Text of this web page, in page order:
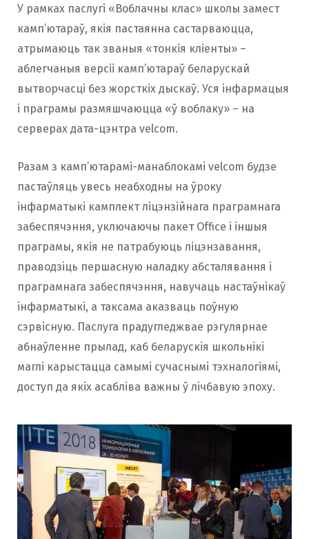
У рамках паслугі «Воблачны клас» школы замест
камп’ютараў, якія пастаянна састарваюцца,
атрымаюць так званыя «тонкія кліенты» –
аблегчаныя версіі камп’ютараў беларускай
вытворчасці без жорсткіх дыскаў. Уся інфармацыя
і праграмы размяшчаюцца «ў воблаку» – на
серверах дата-цэнтра velcom.
Разам з камп’ютарамі-манаблокамі velcom будзе
пастаўляць увесь неабходны на ўроку
інфарматыкі камплект ліцэнзійнага праграмнага
забеспячэння, уключаючы пакет Office і іншыя
праграмы, якія не патрабуюць ліцэнзавання,
праводзіць першасную наладку абсталявання і
праграмнага забеспячэння, навучаць настаўнікаў
інфарматыкі, а таксама аказваць поўную
сэрвісную. Паслуга прадугледжвае рэгулярнае
абнаўленне прылад, каб беларускія школьнікі
маглі карыстацца самымі сучаснымі тэхналогіямі,
доступ да якіх асабліва важны ў лічбавую эпоху.